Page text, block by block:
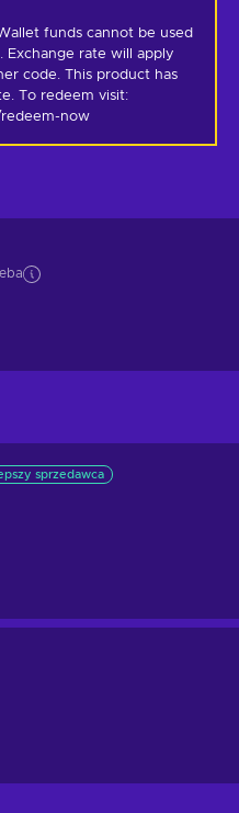
funds cannot be used
Exchange rate will apply
code. This product has
To redeem visit:
now
sprzedawca